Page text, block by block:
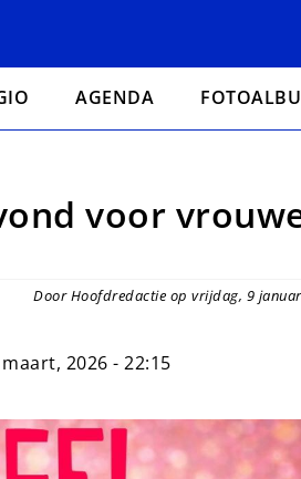
AGENDA
voor
Door Hoofdredactie op vrijdag, 9
2026 - 22:15